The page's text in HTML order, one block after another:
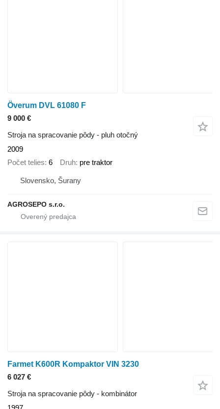
Överum DVL 61080 F
9 000 €
Stroja na spracovanie pôdy - pluh otočný
2009
Počet telies 6 Druh pre traktor
Slovensko, Šurany
AGROSEPO s.r.o.
Farmet K600R Kompaktor VIN 3230
6 027 €
Stroja na spracovanie pôdy - kombinátor